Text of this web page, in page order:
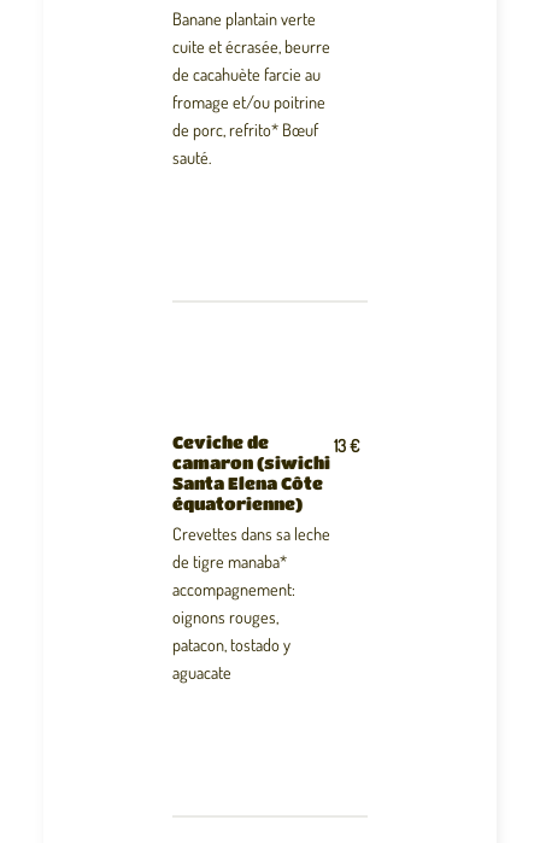
Banane plantain verte
cuite et écrasée, beurre
de cacahuète farcie au
fromage et/ou poitrine
de porc, refrito* Bœuf
sauté.
Ceviche de
camaron (siwichi
Santa Elena Côte
équatorienne)
Crevettes dans sa leche
de tigre manaba*
accompagnement:
oignons rouges,
patacon, tostado y
aguacate
13 €